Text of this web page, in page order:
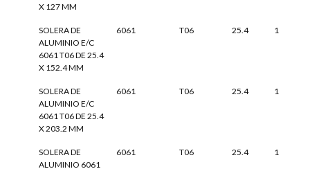
X 127 MM
SOLERA DE
ALUMINIO E/C
6061 T06 DE 25.4
X 152.4 MM
6061 T06 25.4 1
SOLERA DE
ALUMINIO E/C
6061 T06 DE 25.4
X 203.2 MM
6061 T06 25.4 1
SOLERA DE
ALUMINIO 6061
6061 T06 25.4 1